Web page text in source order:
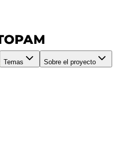
Temas Sobre el proyecto